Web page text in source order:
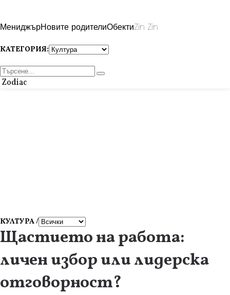
МениджърНовите родителиОбектиZin Zin
КАТЕГОРИЯ:
Zodiac
КУЛТУРА /
Щастието на работа:
личен избор или лидерска
отговорност?